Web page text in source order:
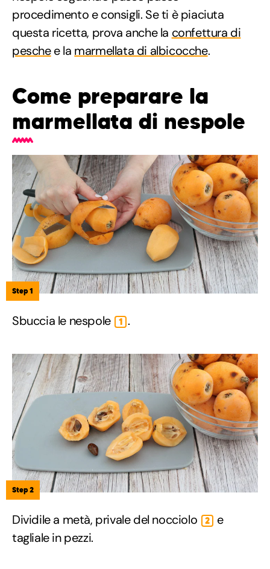
procedimento e consigli. Se ti è piaciuta
questa ricetta, prova anche la confettura di
peschee la marmellata di albicocche.
Come preparare la
marmellata di nespole
Step 1
Sbuccia le nespole 1 .
Step 2
Dividile a metà, privale del nocciolo 2
e
tagliale in pezzi.